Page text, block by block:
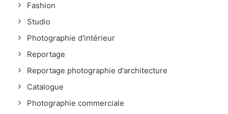
Fashion
Studio
Photographie d'intérieur
Reportage
Reportage photographie d'architecture
Catalogue
Photographie commerciale